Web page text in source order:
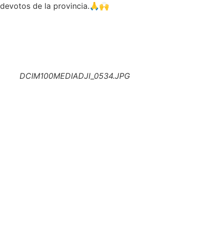
devotos de la provincia.🙏🙌
DCIM100MEDIADJI_0534.JPG